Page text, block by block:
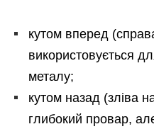
кутом вперед
використовується
металу;
кутом назад (зліва
глибокий провар,